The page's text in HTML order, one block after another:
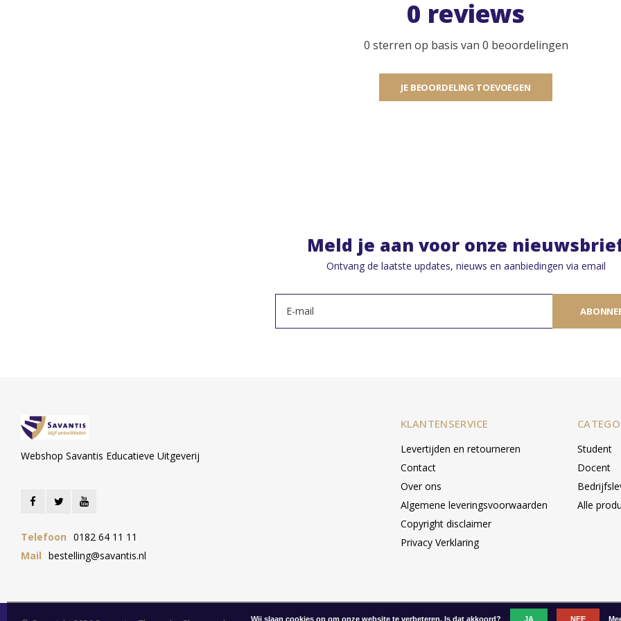
0 reviews
0 sterren op basis van 0 beoordelingen
JE BEOORDELING TOEVOEGEN
Meld je aan voor onze
Ontvang de laatste updates, nieuws en aanbiedingen via email
Webshop Savantis Educatieve Uitgeverij
Telefoon 0182 64 11 11
Mail bestelling@savantis.nl
KLANTENSERVICE
Levertijden en retourneren
Contact
Over ons
Algemene leveringsvoorwaarden
Copyright disclaimer
Privacy Verklaring
Student
Docent
Alle
Wij slaan cookies op om onze website te verbeteren. Is dat akkoord? JA NEE